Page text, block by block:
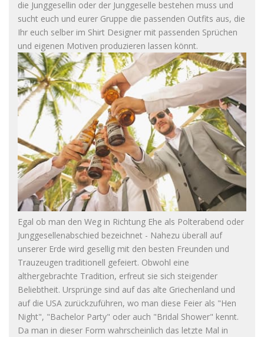
die Junggesellin oder der Junggeselle bestehen muss und
sucht euch und eurer Gruppe die passenden Outfits aus, die
Ihr euch selber im Shirt Designer mit passenden Sprüchen
und eigenen Motiven produzieren lassen könnt.
Egal ob man den Weg in Richtung Ehe als Polterabend oder
Junggesellenabschied bezeichnet - Nahezu überall auf
unserer Erde wird gesellig mit den besten Freunden und
Trauzeugen traditionell gefeiert. Obwohl eine
althergebrachte Tradition, erfreut sie sich steigender
Beliebtheit. Ursprünge sind auf das alte Griechenland und
auf die USA zurückzuführen, wo man diese Feier als "Hen
Night", "Bachelor Party" oder auch "Bridal Shower" kennt.
Da man in dieser Form wahrscheinlich das letzte Mal in